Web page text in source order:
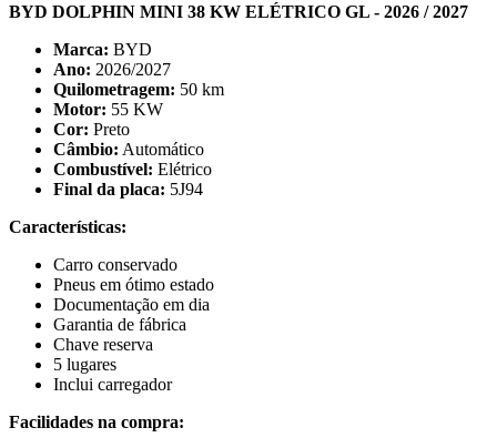
BYD DOLPHIN MINI 38 KW ELÉTRICO GL - 2026 / 2027
Marca: BYD
Ano: 2026/2027
Quilometragem: 50 km
Motor: 55 KW
Cor: Preto
Câmbio: Automático
Combustível: Elétrico
Final da placa: 5J94
Características:
Carro conservado
Pneus em ótimo estado
Documentação em dia
Garantia de fábrica
Chave reserva
5 lugares
Inclui carregador
Facilidades na compra: